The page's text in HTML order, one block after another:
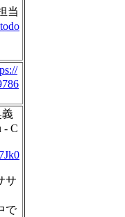
当
義
- C
サ
で